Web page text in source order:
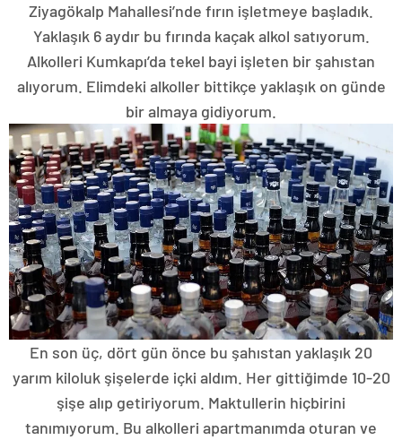
Ziyagökalp Mahallesi’nde fırın işletmeye başladık.
Yaklaşık 6 aydır bu fırında kaçak alkol satıyorum.
Alkolleri Kumkapı’da tekel bayi işleten bir şahıstan
alıyorum. Elimdeki alkoller bittikçe yaklaşık on günde
bir almaya gidiyorum.
En son üç, dört gün önce bu şahıstan yaklaşık 20
yarım kiloluk şişelerde içki aldım. Her gittiğimde 10-20
şişe alıp getiriyorum. Maktullerin hiçbirini
tanımıyorum. Bu alkolleri apartmanımda oturan ve